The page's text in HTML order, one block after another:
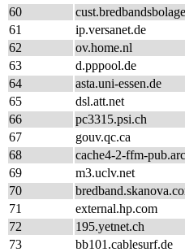
60
61
ip.versanet.de
62
ov.home.nl
63
d.pppool.de
64
asta.uni-essen.de
65
dsl.att.net
66
pc3315.psi.ch
67
gouv.qc.ca
68
cache4-2-ffm-
69
m3.uclv.net
70
71
external.hp.com
72
195.yetnet.ch
73
bb101.cablesurf.de